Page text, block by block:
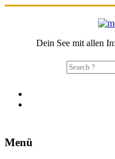
Dein See mit allen
Search
for:
Menü